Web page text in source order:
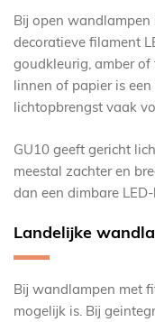
Bij open wandlampen
decoratieve filament
goudkleurig, amber
linnen of papier is
lichtopbrengst vaak
GU10 geeft gericht
meestal zachter en
dan een dimbare
Landelijke
Bij wandlampen met
mogelijk is. Bij